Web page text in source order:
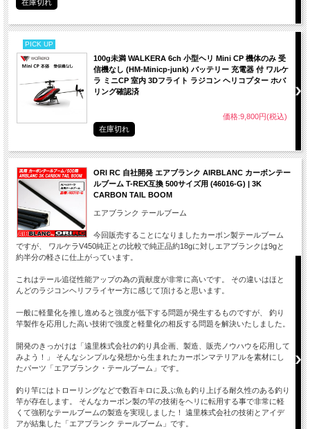
SoloMaxxREVOの飛行性能をそのままにLED化 特種構造
により回転やピッチコントロールを妨げることなく給電。
ローター交換時に備え配線はコネクターで接続。
3色の
全内装
本格フライバーレス仕様
現在の主流となりつつある
あらゆる
スメイ
在庫切れ
PICK UP
100g未満 WALKERA 6ch 小型ヘリ Mini CP 機体のみ 受
信機なし (HM-Minicp-junk) バッテリー 充電器 付 ワルケ
ラ ミニCP 室内 3Dフライト ラジコン ヘリコプター ホバ
リング確認済
価格:9,800円(税込)
在庫切れ
ORI RC 自社開発 エアブランク AIRBLANC カーボンテー
ルブーム T-REX互換 500サイズ用 (46016-G) | 3K
CARBON TAIL BOOM
エアブランク テールブーム
今回販売することになりましたカーボン製テールブーム
ですが、 ワルケラV450純正との比較で純正品約18gに対しエアブランクは9gと
約半分の軽さに仕上がっています。
これはテール追従性能アップの為の貢献度が非常に高いです。 その違いはほと
んどのラジコンヘリフライヤー方に感じて頂けると思います。
一般に軽量化を推し進めると強度が低下する問題が発生するものですが、 釣り
竿製作を応用した高い技術で強度と軽量化の相反する問題を解決いたしました。
開発のきっかけは「遠里株式会社の釣り具企画、製造、販売ノウハウを応用して
みよう！」 そんなシンプルな発想から生まれたカーボンマテリアルを素材にし
たパーツ「エアブランク・テールブーム」です。
釣り竿にはトローリングなどで数百キロに及ぶ魚も釣り上げる耐久性のある釣り
竿が存在します。 そんなカーボン製の竿の技術をヘリに転用する事で非常に軽
くて強靭なテールブームの製造を実現しました！ 遠里株式会社の技術とアイデ
アが結集した「エアブランク テールブーム」です。